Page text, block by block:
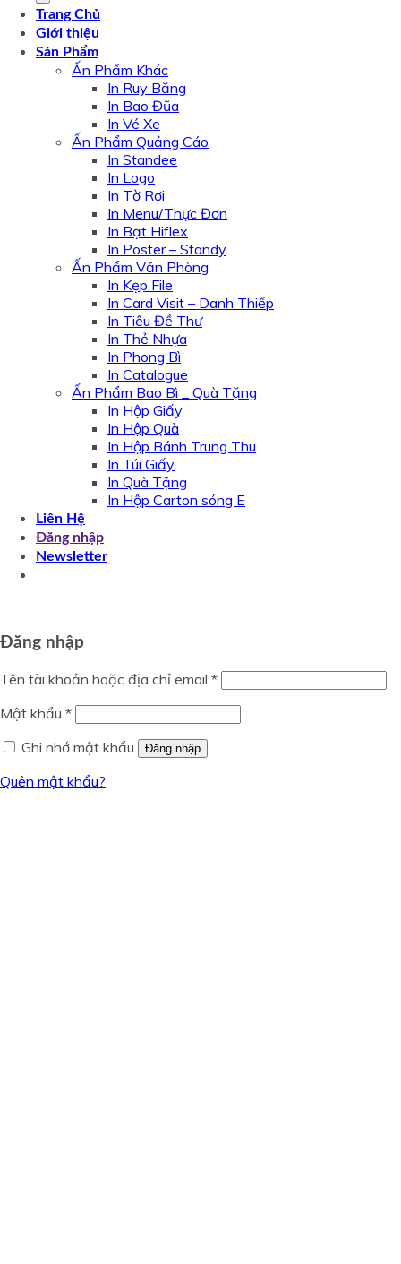
Trang Chủ
Giới thiệu
Sản Phẩm
Ấn Phẩm Khác
In Ruy Băng
In Bao Đũa
In Vé Xe
Ấn Phẩm Quảng Cáo
In Standee
In Logo
In Tờ Rơi
In Menu/Thực Đơn
In Bạt Hiflex
In Poster – Standy
Ấn Phẩm Văn Phòng
In Kẹp File
In Card Visit – Danh Thiếp
In Tiêu Đề Thư
In Thẻ Nhựa
In Phong Bì
In Catalogue
Ấn Phẩm Bao Bì _ Quà Tặng
In Hộp Giấy
In Hộp Quà
In Hộp Bánh Trung Thu
In Túi Giấy
In Quà Tặng
In Hộp Carton sóng E
Liên Hệ
Đăng nhập
Newsletter
Đăng nhập
Tên tài khoản hoặc địa chỉ email *
Mật khẩu *
Ghi nhớ mật khẩu
Đăng nhập
Quên mật khẩu?